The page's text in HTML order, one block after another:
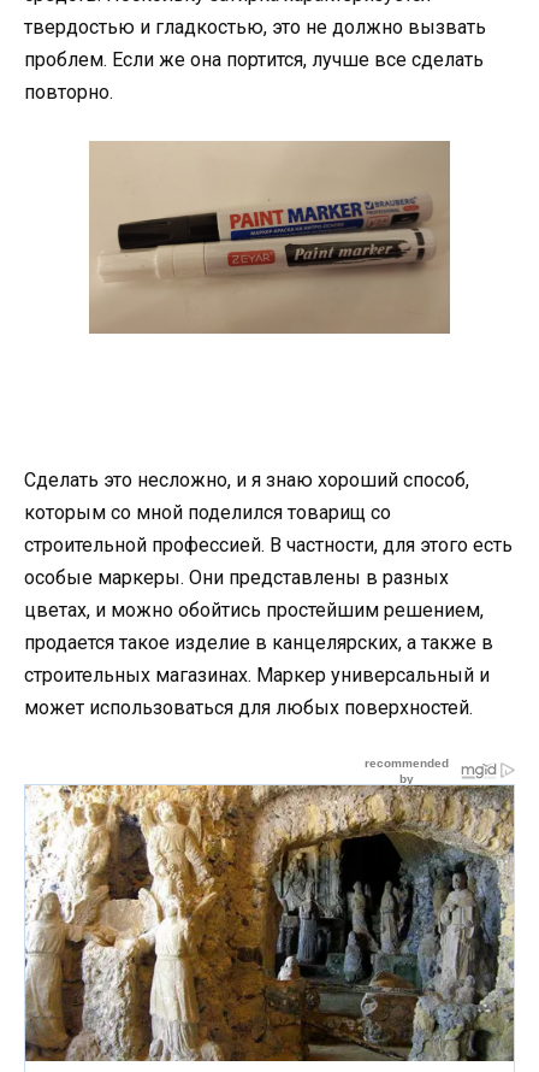
твердостью и гладкостью, это не должно вызвать
проблем. Если же она портится, лучше все сделать
повторно.
Сделать это несложно, и я знаю хороший способ,
которым со мной поделился товарищ со
строительной профессией. В частности, для этого есть
особые маркеры. Они представлены в разных
цветах, и можно обойтись простейшим решением,
продается такое изделие в канцелярских, а также в
строительных магазинах. Маркер универсальный и
может использоваться для любых поверхностей.